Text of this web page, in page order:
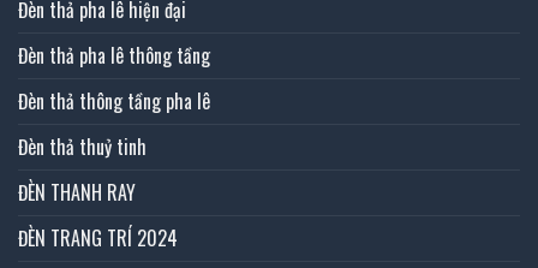
Đèn thả pha lê hiện đại
Đèn thả pha lê thông tầng
Đèn thả thông tầng pha lê
Đèn thả thuỷ tinh
ĐÈN THANH RAY
ĐÈN TRANG TRÍ 2024